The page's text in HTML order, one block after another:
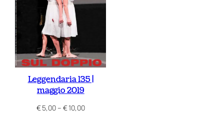
Leggendaria 135 |
maggio 2019
€5,00– €10,00Fascia